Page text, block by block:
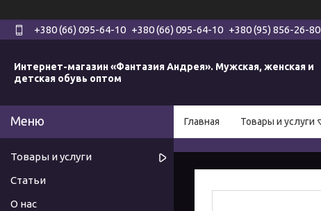
+380 (66) 095-64-10 +380 (66) 095-64-10 +380 (95) 856-26-80
Интернет-магазин «Фантазия Андрея». Мужская, женская и
детская обувь оптом
Главная Товары и услуги
Товары и услуги
Статьи
О нас